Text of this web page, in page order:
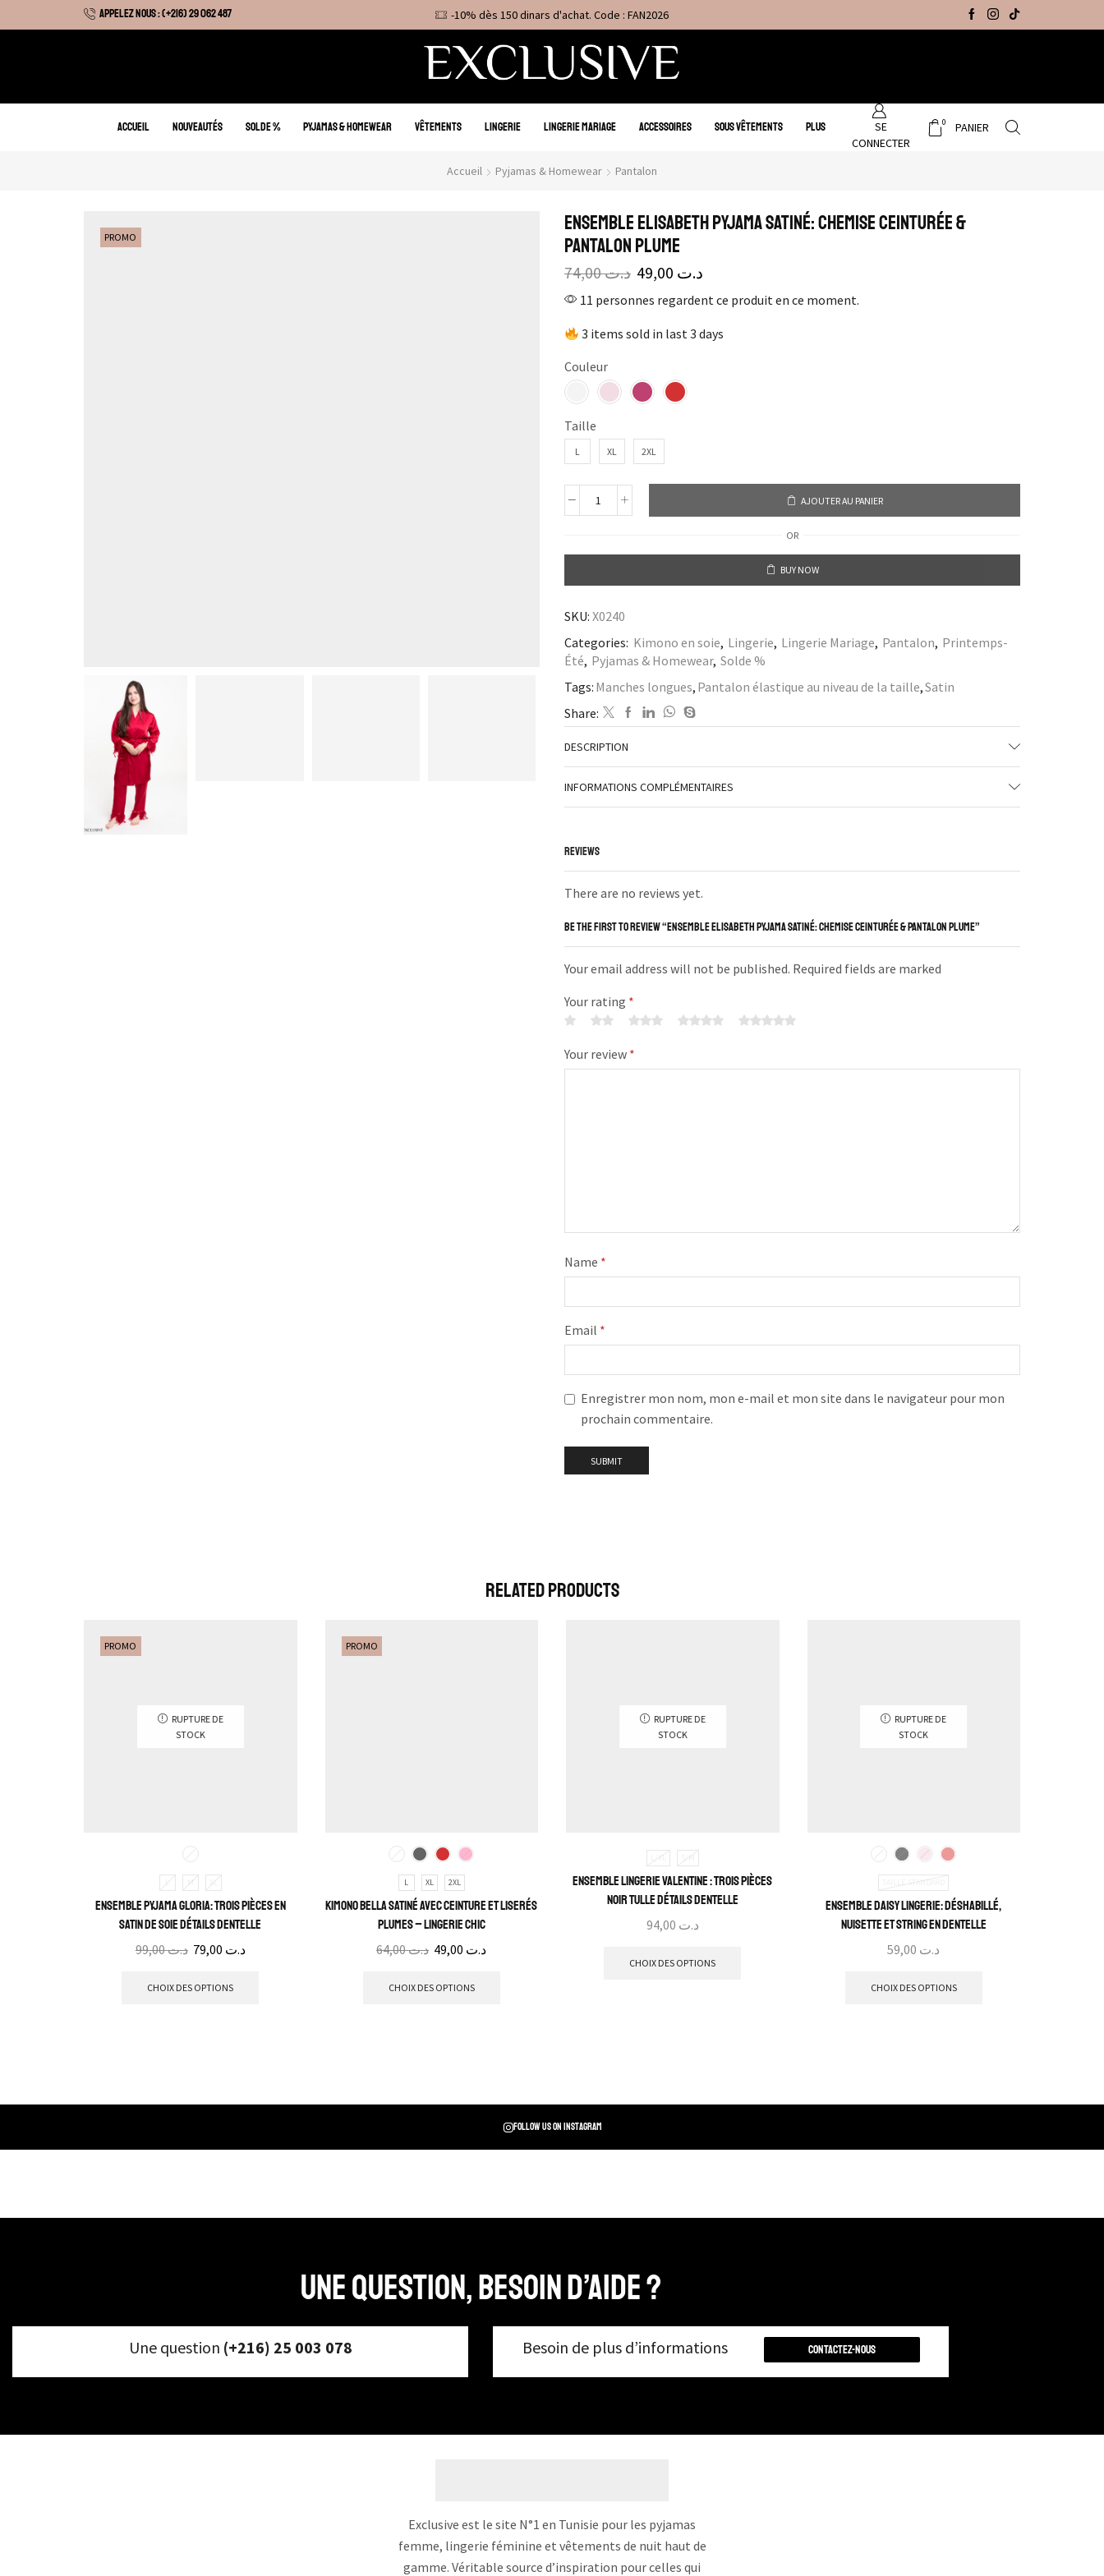
APPELEZ NOUS : (+216) 29 062 487
Hiver : Livraison gratuite sur tous nos articles -10% dès 150 dinars d'achat. Code : FAN2026 Promo Hiver : Livraison gratuite sur tous
ACCUEIL NOUVEAUTÉS SOLDE % PYJAMAS & HOMEWEAR VÊTEMENTS LINGERIE LINGERIE MARIAGE ACCESSOIRES SOUS VÊTEMENTS PLUS
SE
CONNECTER
0 PANIER
Accueil Pyjamas & Homewear Pantalon
PROMO
Ensemble Elisabeth Pyjama Satiné: Chemise Ceinturée &
Pantalon Plume
د.ت74,00 د.ت
11 personnes regardent ce produit en ce moment.
3 items sold in last 3 days
Couleur
Taille
L XL 2XL
AJOUTER AU PANIER
OR
BUY NOW
SKU: X0240
Categories: Kimono en soie, Lingerie, Lingerie Mariage, Pantalon, Printemps-
Été, Pyjamas & Homewear, Solde %
Tags: Manches longues, Pantalon élastique au niveau de la taille,Satin
Share:
DESCRIPTION
INFORMATIONS COMPLÉMENTAIRES
REVIEWS
There are no reviews yet.
BE THE FIRST TO REVIEW “ENSEMBLE ELISABETH PYJAMA SATINÉ: CHEMISE CEINTURÉE & PANTALON PLUME”
Your email address will not be published. Required fields are marked
Your rating *
Your review *
Name *
Email *
Enregistrer mon nom, mon e-mail et mon site dans le navigateur pour mon
prochain commentaire.
Related Products
PROMO
RUPTURE DE
STOCK
L M XL
Ensemble Pyjama Gloria: Trois pièces en
satin de soie détails dentelle
د.ت99,00 د.ت
CHOIX DES OPTIONS
PROMO
L XL 2XL
Kimono Bella Satiné avec Ceinture et Liserés
Plumes – Lingerie Chic
د.ت64,00 د.ت
CHOIX DES OPTIONS
RUPTURE DE
STOCK
L/XL S/M
Ensemble Lingerie Valentine : Trois pièces
noir tulle détails dentelle
د.ت
CHOIX DES OPTIONS
RUPTURE DE
STOCK
TAILLE STANDARD
Ensemble Daisy Lingerie: Déshabillé,
Nuisette et String en Dentelle
د.ت
CHOIX DES OPTIONS
Follow us on instagram
Une question, Besoin d’aide ?
Une question (+216) 25 003 078 Besoin de plus d’informations Contactez-nous
Exclusive est le site N°1 en Tunisie pour les pyjamas
femme, lingerie féminine et vêtements de nuit haut de
gamme. Véritable source d’inspiration pour celles qui